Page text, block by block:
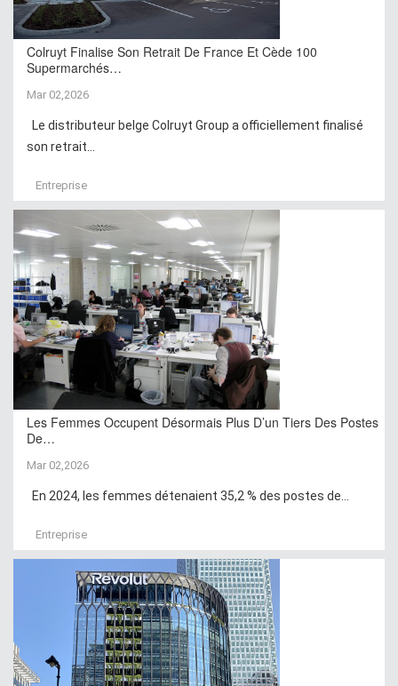
Colruyt Finalise Son Retrait De France Et Cède 100
Supermarchés…
Mar 02,2026
Le distributeur belge Colruyt Group a officiellement finalisé
son retrait...
Entreprise
Les Femmes Occupent Désormais Plus D’un Tiers Des Postes
De…
Mar 02,2026
En 2024, les femmes détenaient 35,2 % des postes de...
Entreprise